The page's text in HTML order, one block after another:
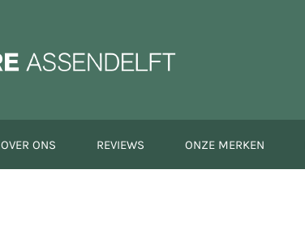
OVER ONS REVIEWS ONZE MERKEN